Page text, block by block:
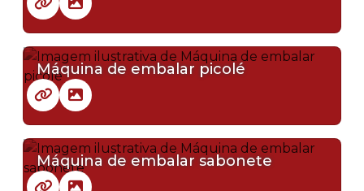
Máquina de embalar picolé
Máquina de embalar sabonete